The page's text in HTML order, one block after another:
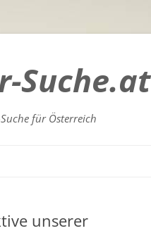
Suche.at
für Österreich
unserer